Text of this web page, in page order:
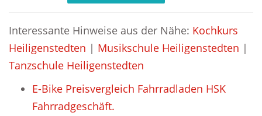
Interessante Hinweise aus der Nähe: Kochkurs
Heiligenstedten | Musikschule Heiligenstedten |
Tanzschule Heiligenstedten
E-Bike Preisvergleich Fahrradladen HSK
Fahrradgeschäft.